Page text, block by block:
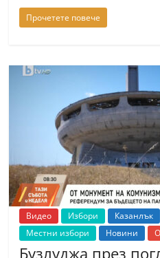
Прочетете повече
Видео Избори Казанлък
Местни избори
Новини
Бузлуджа през